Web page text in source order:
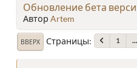
Обновление бета
Автор Artem
ВВЕРХ Страницы 1 ...